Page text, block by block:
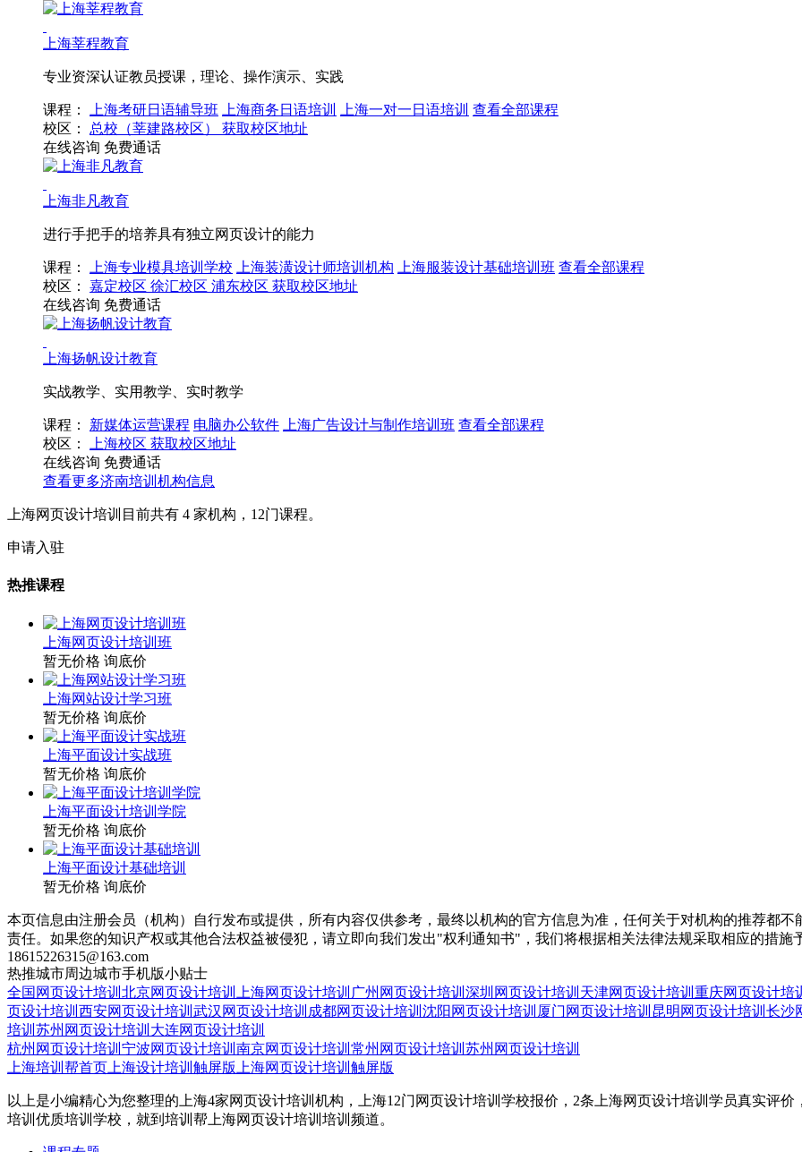
上海莘程教育
专业资深认证教员授课，理论、操作演示、实践
课程： 上海考研日语辅导班 上海商务日语培训 上海一对一日语培训 查看全部课程
校区：
总校（莘建路校区）
获取校区地址
在线咨询 免费通话
上海非凡教育
进行手把手的培养具有独立网页设计的能力
课程： 上海专业模具培训学校 上海装潢设计师培训机构 上海服装设计基础培训班 查看全部课程
校区：
嘉定校区 徐汇校区 浦东校区 获取校区地址
在线咨询 免费通话
上海扬帆设计教育
实战教学、实用教学、实时教学
课程： 新媒体运营课程 电脑办公软件 上海广告设计与制作培训班 查看全部课程
校区：
上海校区 获取校区地址
在线咨询 免费通话
查看更多济南培训机构信息
上海网页设计培训目前共有 4 家机构， 12门课程。
申请入驻
热推课程
上海网页设计培训班
暂无价格 询底价
上海网站设计学习班
暂无价格 询底价
上海平面设计实战班
暂无价格 询底价
上海平面设计培训学院
暂无价格 询底价
上海平面设计基础培训
暂无价格 询底价
本页信息由注册会员（机构）自行发布或提供，所有内容仅供参考，最终以机构的官方信息为准，任何关于对机构的推荐都
责任。如果您的知识产权或其他合法权益被侵犯，请立即向我们发出"权利通知书"，我们将根据相关法律法规采取相应的措
18615226315@163.com
热推城市周边城市手机版小贴士
全国网页设计培训 北京网页设计培训 上海网页设计培训 广州网页设计培训 深圳网页设计培训 天津网页设计培训 重庆网页设计培
页设计培训 西安网页设计培训 武汉网页设计培训 成都网页设计培训 沈阳网页设计培训 厦门网页设计培训 昆明网页设计培训 长沙
培训 苏州网页设计培训 大连网页设计培训
杭州网页设计培训 宁波网页设计培训 南京网页设计培训 常州网页设计培训 苏州网页设计培训
上海培训帮首页 上海设计培训触屏版 上海网页设计培训触屏版
以上是小编精心为您整理的上海4家网页设计培训机构，上海12门网页设计培训学校报价，2条上海网页设计培训学员真实评
培训优质培训学校，就到培训帮上海网页设计培训培训频道。